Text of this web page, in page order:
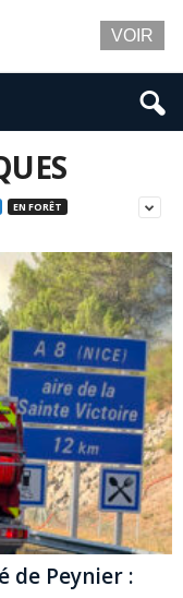
EN FORÊT
de Peynier :
VOIR